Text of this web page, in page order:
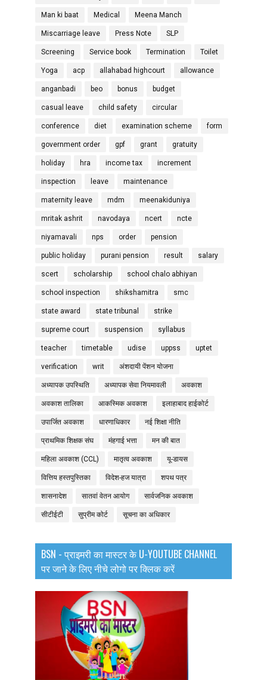
Man ki baat Medical Meena Manch
Miscarriage leave Press Note SLP
Screening Service book Termination Toilet
Yoga acp allahabad highcourt allowance
anganbadi beo bonus budget
casual leave child safety circular
conference diet examination scheme form
government order gpf grant gratuity
holiday hra income tax increment
inspection leave maintenance
maternity leave mdm meenakiduniya
mritak ashrit navodaya ncert ncte
niyamavali nps order pension
public holiday purani pension result salary
scert scholarship school chalo abhiyan
school inspection shikshamitra smc
state award state tribunal strike
supreme court suspension syllabus
teacher timetable udise uppss uptet
verification writ अंशदायी पेंशन योजना
अध्यापक उपस्थिति अध्यापक सेवा नियमावली अवकाश
अवकाश तालिका आकस्मिक अवकाश इलाहाबाद हाईकोर्ट
उपार्जित अवकाश धारणाधिकार नई शिक्षा नीति
प्राथमिक शिक्षक संघ मंहगाई भत्ता मन की बात
महिला अवकाश (CCL) मातृत्व अवकाश यू-डायस
वित्तिय हस्तपुस्तिका विदेश-हज यात्रा शपथ पत्र
शासनादेश सातवां वेतन आयोग सार्वजनिक अवकाश
सीटीईटी सुप्रीम कोर्ट सूचना का अधिकार
BSN - प्राइमरी का मास्टर के U-YOUTUBE CHANNEL
पर जाने के लिए नीचे लोगो पर क्लिक करें